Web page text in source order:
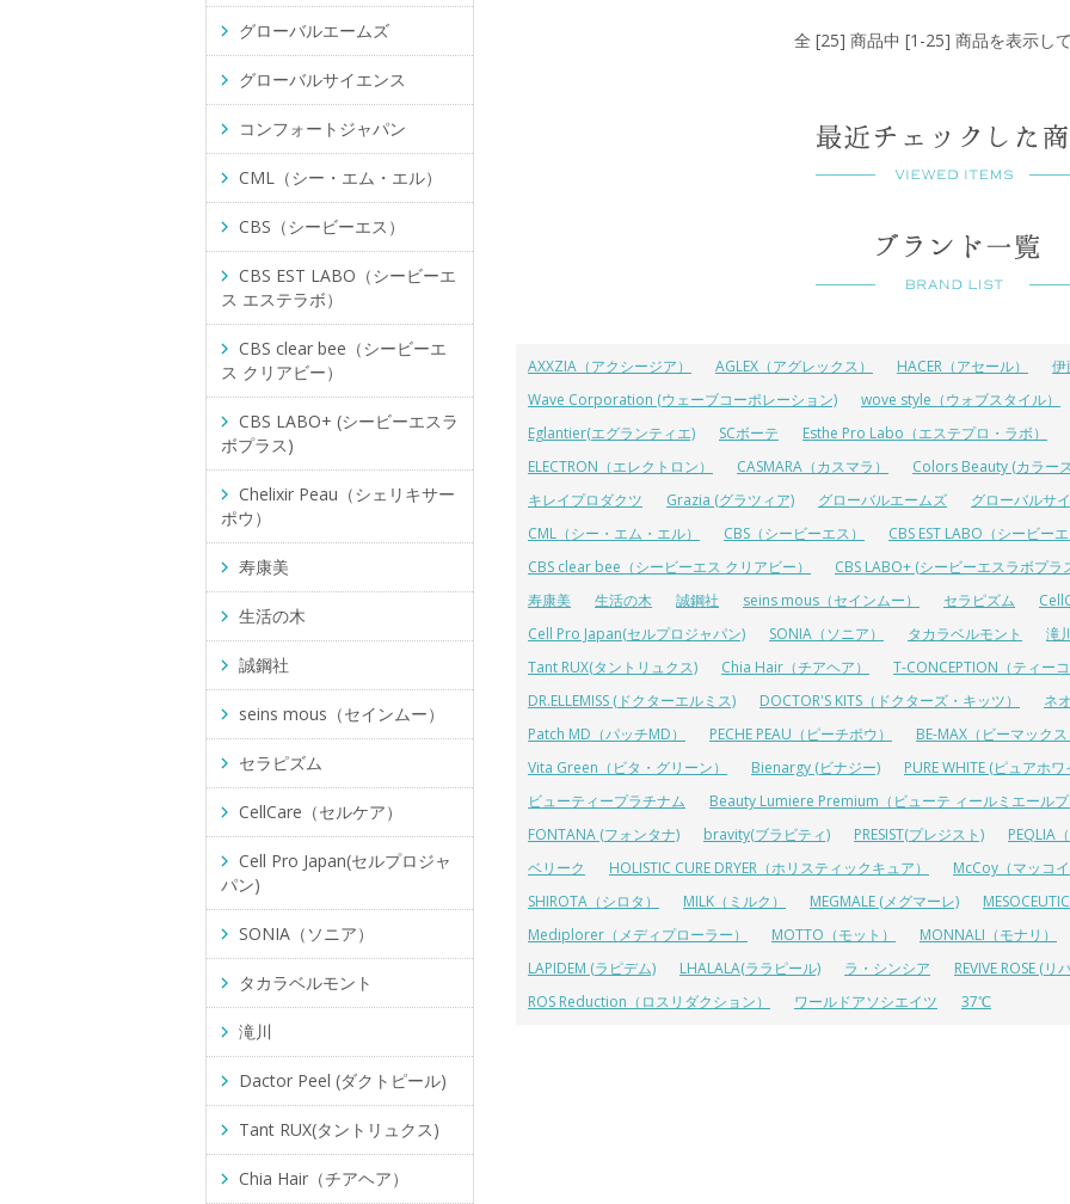
全 [25] 商品中 [1-25] 商品を表示し
AXXZIA（アクシージア） AGLEX（アグレックス） HACER（アセール）
伊
Wave Corporation (ウェーブコーポレーション)
wove style（ウォブスタイル）
Eglantier(エグランティエ)
SCボーテ Esthe Pro Labo（エステプロ・ラボ）
ELECTRON（エレクトロン）
CASMARA（カスマラ） Colors Beauty (カラー
キレイプロダクツ
Grazia (グラツィア) グローバルエームズ グローバルサ
CML（シー・エム・エル）
CBS（シービーエス）
CBS EST LABO（シービー
CBS clear bee（シービーエス クリアビー）
CBS LABO+ (シービーエスラボプラ
寿康美
生活の木 誠鋼社 seins mous（セインムー） セラピズム
Cell Pro Japan(セルプロジャパン)
SONIA（ソニア） タカラベルモント 滝
Tant RUX(タントリュクス)
Chia Hair（チアヘア）
T-CONCEPTION（ティー
DR.ELLEMISS (ドクターエルミス)
DOCTOR'S KITS（ドクターズ・キッツ） ネ
Patch MD（パッチMD）
PECHE PEAU（ピーチポウ） BE-MAX（ビーマックス
Vita Green（ビタ・グリーン）
Bienargy (ビナジー) PURE WHITE (ピュアホワ
ビューティープラチナム
Beauty Lumiere Premium（ビューテ ィールミエールプ
FONTANA (フォンタナ)
bravity(ブラビティ) PRESIST(プレジスト) PEQLIA
ベリーク
HOLISTIC CURE DRYER（ホリスティックキュア） McCoy（マッコイ
SHIROTA（シロタ）
MILK（ミルク） MEGMALE (メグマーレ)
Mediplorer（メディプローラー）
MOTTO（モット） MONNALI（モナリ）
LAPIDEM (ラピデム)
LHALALA(ララピール) ラ・シンシア REVIVE ROSE (リ
ROS Reduction（ロスリダクション）
ワールドアソシエイツ 37℃
グローバルエームズ
グローバルサイエンス
コンフォートジャパン
CML（シー・エム・エル）
CBS（シービーエス）
CBS EST LABO（シービーエ
ス エステラボ）
CBS clear bee（シービーエ
ス クリアビー）
CBS LABO+ (シービーエスラ
ボプラス)
Chelixir Peau（シェリキサー
ポウ）
寿康美
生活の木
誠鋼社
seins mous（セインムー）
セラピズム
CellCare（セルケア）
Cell Pro Japan(セルプロジャ
パン)
SONIA（ソニア）
タカラベルモント
滝川
Dactor Peel (ダクトピール)
Tant RUX(タントリュクス)
Chia Hair（チアヘア）